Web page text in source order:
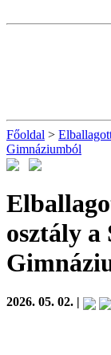
Főoldal >
Gimnáziumból
osztály a
2026. 05. 02. |